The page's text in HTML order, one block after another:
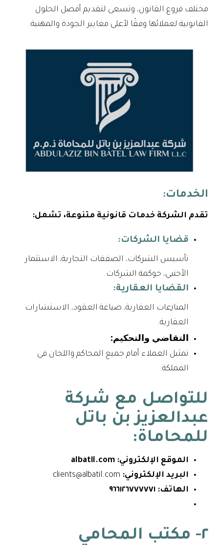
مختلف فروع القانون، وتسعى لتقديم أفضل الحلول
القانونية لعملائها وفقًا لأعلى معايير الجودة والمهنية.
الخدمات:
تقدم الشركة خدمات قانونية متنوعة، تشمل:
قضايا الشركات:
تأسيس الشركات، الصفقات التجارية، الاستثمار
الأجنبي، حوكمة الشركات.
القضايا العقارية:
المنازعات العقارية، صياغة العقود، الاستشارات
العقارية.
التقاضي والتحكيم:
تمثيل العملاء أمام جميع المحاكم واللجان في
المملكة.
للتواصل مع شركة
عبدالعزيز بن باتل
للمحاماة:
الموقع الإلكتروني: albatil.com
البريد الإلكتروني:
الهاتف: ٩٦٦١٢٦٧٧٧٧٧١
٢- مكتب المحامي